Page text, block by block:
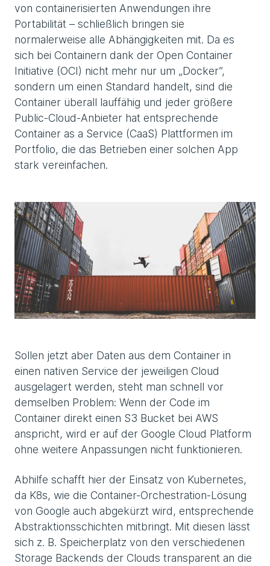
von containerisierten Anwendungen ihre
Portabilität – schließlich bringen sie
normalerweise alle Abhängigkeiten mit. Da es
sich bei Containern dank der Open Container
Initiative (OCI) nicht mehr nur um „Docker”,
sondern um einen Standard handelt, sind die
Container überall lauffähig und jeder größere
Public-Cloud-Anbieter hat entsprechende
Container as a Service (CaaS) Plattformen im
Portfolio, die das Betrieben einer solchen App
stark vereinfachen.
Sollen jetzt aber Daten aus dem Container in
einen nativen Service der jeweiligen Cloud
ausgelagert werden, steht man schnell vor
demselben Problem: Wenn der Code im
Container direkt einen S3 Bucket bei AWS
anspricht, wird er auf der Google Cloud Platform
ohne weitere Anpassungen nicht funktionieren.
Abhilfe schafft hier der Einsatz von Kubernetes,
da K8s, wie die Container-Orchestration-Lösung
von Google auch abgekürzt wird, entsprechende
Abstraktionsschichten mitbringt. Mit diesen lässt
sich z. B. Speicherplatz von den verschiedenen
Storage Backends der Clouds transparent an die